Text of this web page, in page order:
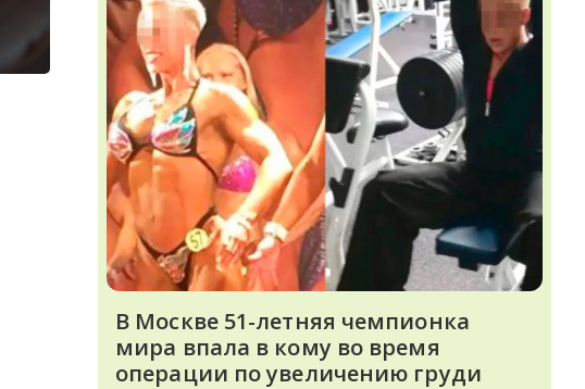
В Москве 51-летняя чемпионка
мира впала в кому во время
операции по увеличению груди